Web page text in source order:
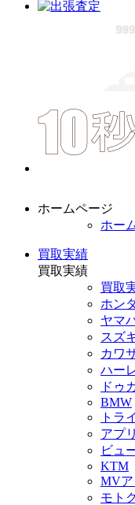
ホームページ
ホー
買取実績
買取実績
買取
ホン
ヤマ
スズ
カワ
ハー
ドゥ
BMW
トラ
アプ
ビュ
KTM
MVア
モト